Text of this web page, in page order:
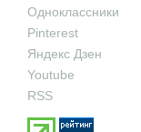
Одноклассники
Pinterest
Яндекс Дзен
Youtube
RSS